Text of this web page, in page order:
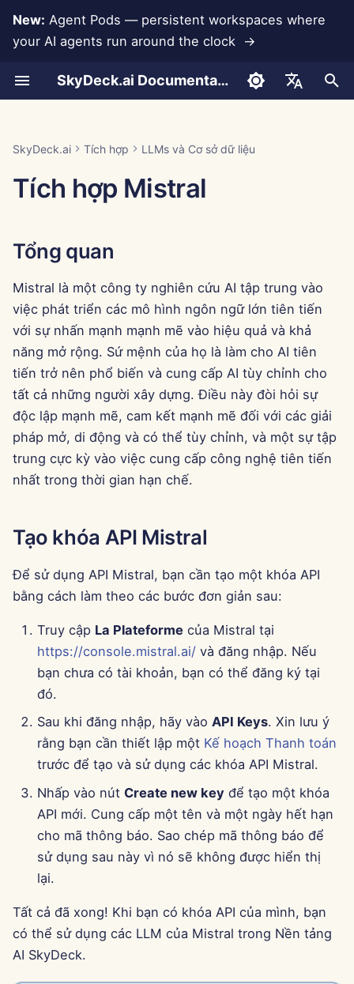
New: Agent Pods — persistent workspaces where
your AI agents run around the clock →
SkyDeck.ai Documentation
Italiano
日本語
한국어
Português
Tiếng Việt
简体中文
繁體中文
I
n
i
n
s
e
r
h
Tải tài liệu lên
Chia sẻ và Hợp tác
Ảnh chụp công khai
Duyệt web
Pods
Công cụ
Trợ lý SQL
Tư vấn chiến lược
Tạo hình ảnh
Bảo mật dữ liệu
Deploy Agents to Your
Thiết lập tích hợp
Quản lý thành viên
Mua tín dụng
Tạo khóa API Mistral
Thêm API Key vào Trung
Tâm Điều Khiển AI SkyDeck
Kết luận
Tích hợp Slack
cụ LLM
Định dạng JSON cho
cụ Thông minh
Chính sách bảo mật
Thông báo về cookie
Jan 23rd, 2026
Jan 16th, 2026
Jan 2nd, 2026
Dec 26th, 2025
Dec 19th, 2025
Dec 12th, 2025
Dec 5th, 2025
Nov 28th, 2025
Nov 14th, 2025
31 tháng 10 năm 2025
29 tháng 8 năm 2025
22 tháng 8 năm 2025
15 tháng 8 năm 2025
8 tháng 8 năm 2025
1 tháng 8 năm 2025
25 tháng 7 năm 2025
18 tháng 7 năm 2025
11 tháng 7 năm 2025
4 tháng 7 năm 2025
Tài liệu sẵn sàng LLM
SkyDeck.ai Tích hợp LLMs và Cơ sở dữ liệu
Tích hợp Mistral
Tổng quan
Mistral là một công ty nghiên cứu AI tập trung vào
việc phát triển các mô hình ngôn ngữ lớn tiên tiến
với sự nhấn mạnh mạnh mẽ vào hiệu quả và khả
năng mở rộng. Sứ mệnh của họ là làm cho AI tiên
tiến trở nên phổ biến và cung cấp AI tùy chỉnh cho
tất cả những người xây dựng. Điều này đòi hỏi sự
độc lập mạnh mẽ, cam kết mạnh mẽ đối với các giải
pháp mở, di động và có thể tùy chỉnh, và một sự tập
trung cực kỳ vào việc cung cấp công nghệ tiên tiến
nhất trong thời gian hạn chế.
Tạo khóa API Mistral
Để sử dụng API Mistral, bạn cần tạo một khóa API
bằng cách làm theo các bước đơn giản sau:
Truy cập La Plateformecủa Mistral tại
https://console.mistral.ai/và đăng nhập. Nếu
bạn chưa có tài khoản, bạn có thể đăng ký tại
đó.
Sau khi đăng nhập, hãy vào API Keys. Xin lưu ý
rằng bạn cần thiết lập một Kế hoạch Thanh toán
trước để tạo và sử dụng các khóa API Mistral.
Nhấp vào nút Create new keyđể tạo một khóa
API mới. Cung cấp một tên và một ngày hết hạn
cho mã thông báo. Sao chép mã thông báo để
sử dụng sau này vì nó sẽ không được hiển thị
lại.
Tất cả đã xong! Khi bạn có khóa API của mình, bạn
có thể sử dụng các LLM của Mistral trong Nền tảng
AI SkyDeck.